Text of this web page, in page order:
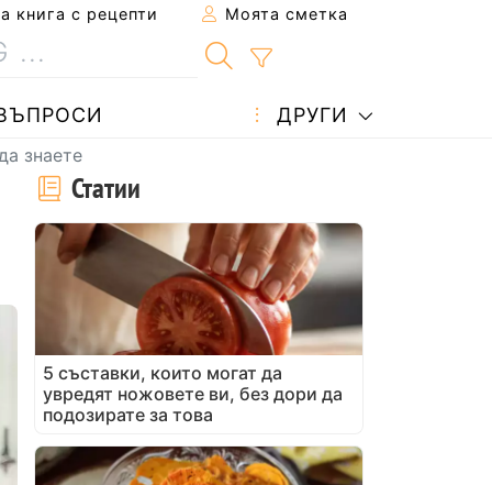
книга с рецепти Моята сметка
ДРУГИ
знаете
Статии
5 съставки, които могат да
увредят ножовете ви, без дори да
подозирате за това